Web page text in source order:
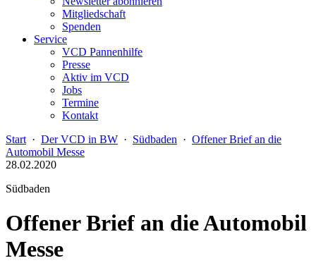
Mitgliedschaft
Spenden
Service
VCD Pannenhilfe
Presse
Aktiv im VCD
Jobs
Termine
Kontakt
Start · Der VCD in BW · Südbaden · Offener Brief an die
Automobil Messe
28.02.2020
Südbaden
Offener Brief an die Automobil
Messe